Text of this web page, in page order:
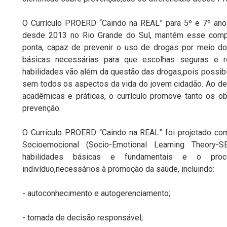
O Currículo PROERD “Caindo na REAL” para 5º e 7º
desde 2013 no Rio Grande do Sul, mantém esse
ponta, capaz de prevenir o uso de drogas por meio
básicas necessárias para que escolhas seguras e
habilidades vão além da questão das drogas,pois
sem todos os aspectos da vida do jovem cidadão. Ao
acadêmicas e práticas, o currículo promove tanto os
prevenção.
O Currículo PROERD “Caindo na REAL” foi projetado
Socioemocional (Socio-Emotional Learning
habilidades básicas e fundamentais e o
indivíduo,necessários à promoção da saúde, incluindo:
- autoconhecimento e autogerenciamento;
- tomada de decisão responsável;